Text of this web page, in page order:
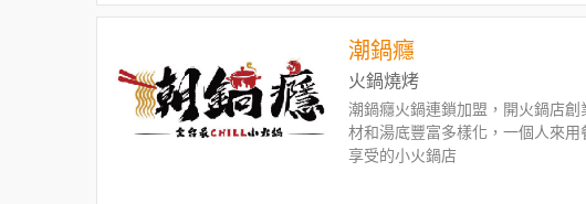
潮鍋癮
火鍋燒烤
潮鍋癮火鍋連鎖加盟，開火鍋店
材和湯底豐富多樣化，一個人來
享受的小火鍋店